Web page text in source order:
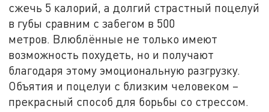
сжечь 5 калорий, а долгий страстный поцелуй
в губы сравним с забегом в 500
метров. Влюблённые не только имеют
возможность похудеть, но и получают
благодаря этому эмоциональную разгрузку.
Объятия и поцелуи с близким человеком –
прекрасный способ для борьбы со стрессом.